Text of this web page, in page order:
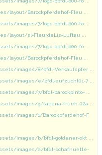
layout/Barockpferdehof-Fleu ...
images/7/logo-bpfdl-600-fo ...
layout/sl-FleurdeLis-Luftau ...
images/7/logo-bpfdl-600-fo ...
layout/Barockpferdehof-Fleu ...
images/8/bfdl-Verkaufspfer ...
images/e/bfdl-aufzucht01-7 ...
images/7/bfdl-barockpinto- ...
images/9/tatjana-frueh-02a ...
images/1/Barockpferdehof-F
images/b/bfdl-goldener-okt ...
images/a/bfdl-schafhuette-